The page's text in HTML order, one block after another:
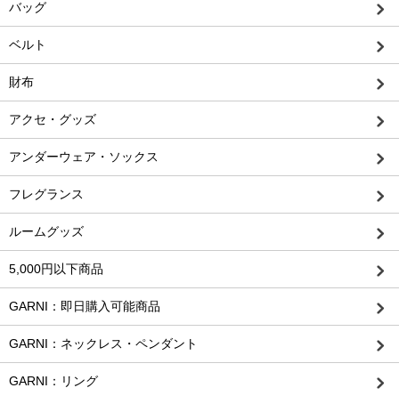
バッグ
ベルト
財布
アクセ・グッズ
アンダーウェア・ソックス
フレグランス
ルームグッズ
5,000円以下商品
GARNI：即日購入可能商品
GARNI：ネックレス・ペンダント
GARNI：リング